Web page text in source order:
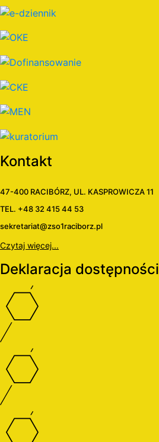
Kontakt
47-400 RACIBÓRZ, UL. KASPROWICZA 11
TEL. +48 32 415 44 53
sekretariat@zso1raciborz.pl
Czytaj więcej...
Deklaracja dostępności